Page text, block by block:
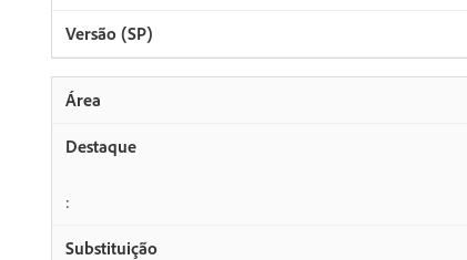
: